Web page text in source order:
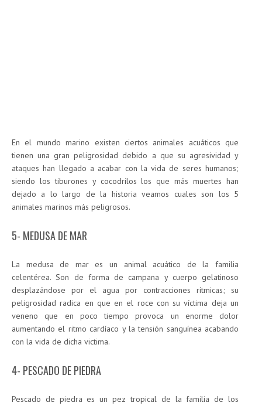
En el mundo marino existen ciertos animales acuáticos que
tienen una gran peligrosidad debido a que su agresividad y
ataques han llegado a acabar con la vida de seres humanos;
siendo los tiburones y cocodrilos los que más muertes han
dejado a lo largo de la historia veamos cuales son los 5
animales marinos más peligrosos.
5- MEDUSA DE MAR
La medusa de mar es un animal acuático de la familia
celentérea. Son de forma de campana y cuerpo gelatinoso
desplazándose por el agua por contracciones rítmicas; su
peligrosidad radica en que en el roce con su víctima deja un
veneno que en poco tiempo provoca un enorme dolor
aumentando el ritmo cardíaco y la tensión sanguínea acabando
con la vida de dicha victima.
4- PESCADO DE PIEDRA
Pescado de piedra es un pez tropical de la familia de los